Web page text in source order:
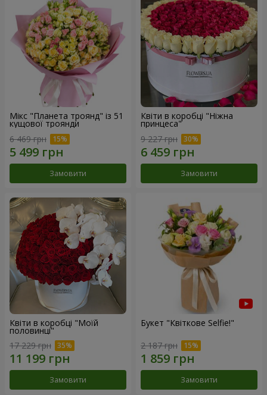
Мікс "Планета троянд" із 51
кущової троянди
6 469 грн
Замовити
Квіти в коробці "Ніжна
принцеса"
9 227 грн
Замовити
Квіти в коробці "Моїй
половинці"
17 229 грн
Замовити
Букет "Квіткове Selfie!"
2 187 грн
Замовити